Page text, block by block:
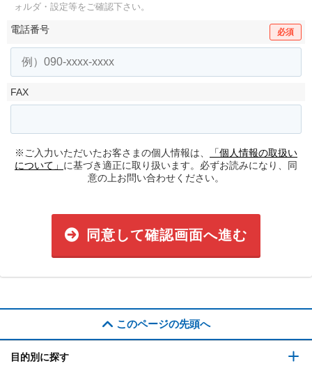
ォルダ・設定等をご確認下さい。
電話番号 必須
FAX
※ご入力いただいたお客さまの個人情報は、
「個人情報の取扱い
について」 に基づき適正に取り扱います。必ずお読みになり、同
意の上お問い合わせください。
同意して確認画面へ進む
このページの先頭へ
目的別に探す